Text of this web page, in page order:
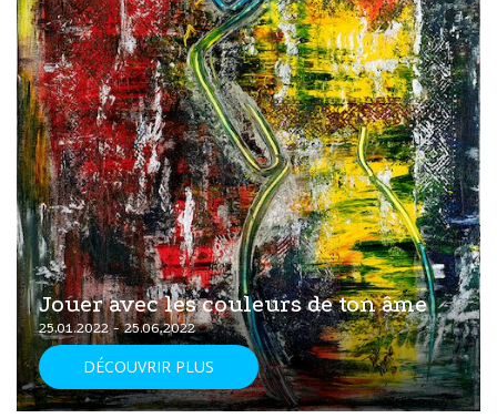
Jouer avec les couleurs de ton âme
25.01.2022 - 25.06.2022
DÉCOUVRIR PLUS